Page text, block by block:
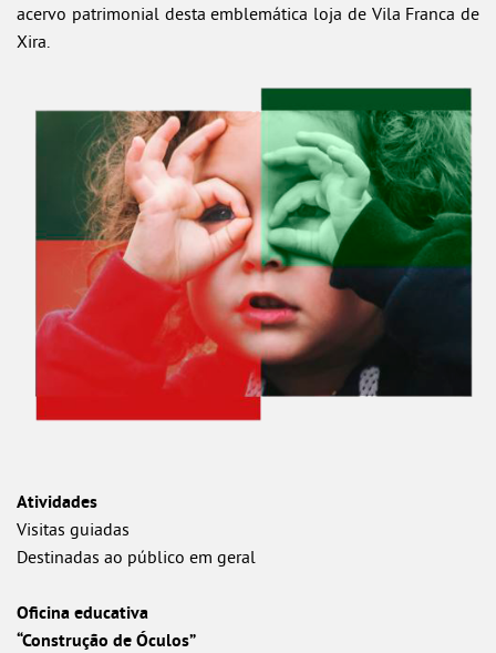
acervo patrimonial desta emblemática loja de Vila Franca de
Xira.
Atividades
Visitas guiadas
Destinadas ao público em geral
Oficina educativa
“Construção de Óculos”